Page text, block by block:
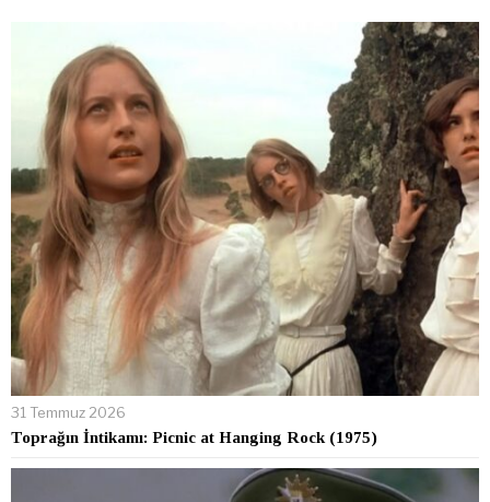
31 Temmuz 2026
Toprağın İntikamı: Picnic at Hanging Rock (1975)